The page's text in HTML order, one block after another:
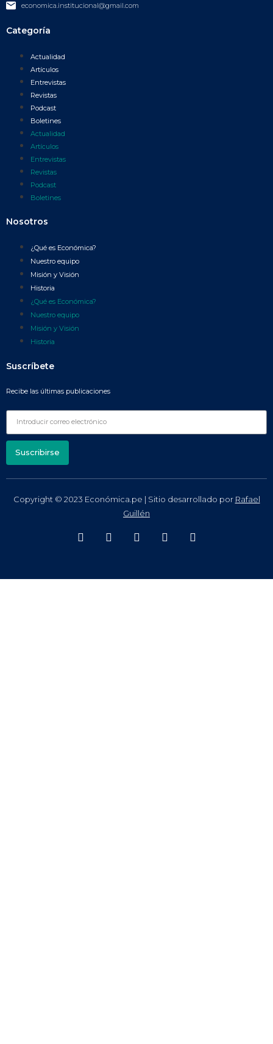
economica.institucional@gmail.com
Categoría
Actualidad
Artículos
Entrevistas
Revistas
Podcast
Boletines
Actualidad
Artículos
Entrevistas
Revistas
Podcast
Boletines
Nosotros
¿Qué es Económica?
Nuestro equipo
Misión y Visión
Historia
¿Qué es Económica?
Nuestro equipo
Misión y Visión
Historia
Suscríbete
Recibe las últimas publicaciones
Suscribirse
Copyright © 2023 Económica.pe | Sitio desarrollado por Rafael
Guillén